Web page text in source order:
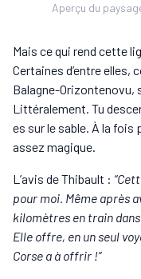
Aperçu du
Mais ce qui rend cette
Certaines d’entre elles,
Balagne-Orizontenovu,
Littéralement. Tu
es sur le sable. À la
assez magique.
L’avis de Thibault :
pour moi. Même après
kilomètres en train
Elle offre, en un seul
Corse a à offrir !”